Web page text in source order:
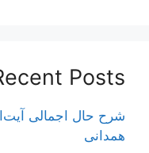
Posts
شرح حال اجمالی
همدانی